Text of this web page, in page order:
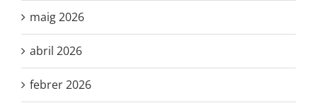
maig 2026
abril 2026
febrer 2026